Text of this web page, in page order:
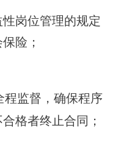
性岗位管理的规定
险；
程监督，确保程序
格者终止合同；